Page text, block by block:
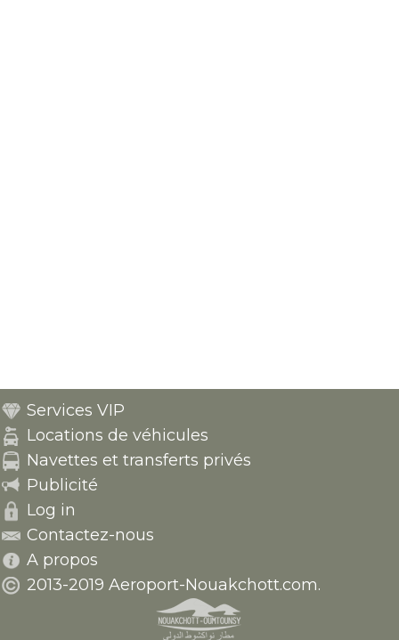
Services VIP
Locations de véhicules
Navettes et transferts privés
Publicité
Log in
Contactez-nous
A propos
2013-2019 Aeroport-Nouakchott.com.